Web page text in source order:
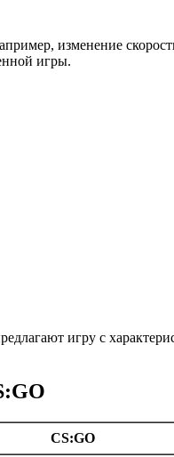
изменение
игры.
игру с
CS:GO